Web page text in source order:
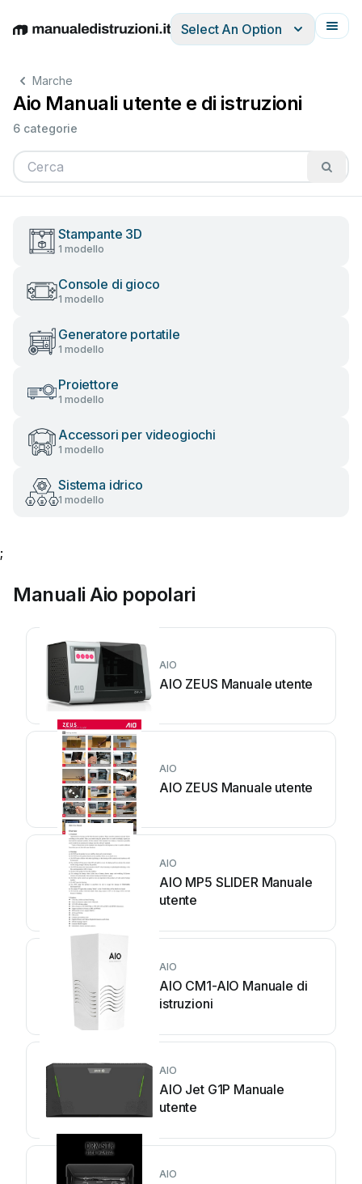
EnglishDeutschEspañolItalianoFrançais
Select An Option
Marche
Aio Manuali utente e di istruzioni
6 categorie
Stampante 3D
1 modello
Console di gioco
1 modello
Generatore portatile
1 modello
Proiettore
1 modello
Accessori per videogiochi
1 modello
Sistema idrico
1 modello
;
Manuali Aio popolari
AIO
AIO ZEUS Manuale utente
AIO
AIO ZEUS Manuale utente
AIO
AIO MP5 SLIDER Manuale
utente
AIO
AIO CM1-AIO Manuale di
istruzioni
AIO
AIO Jet G1P Manuale
utente
AIO